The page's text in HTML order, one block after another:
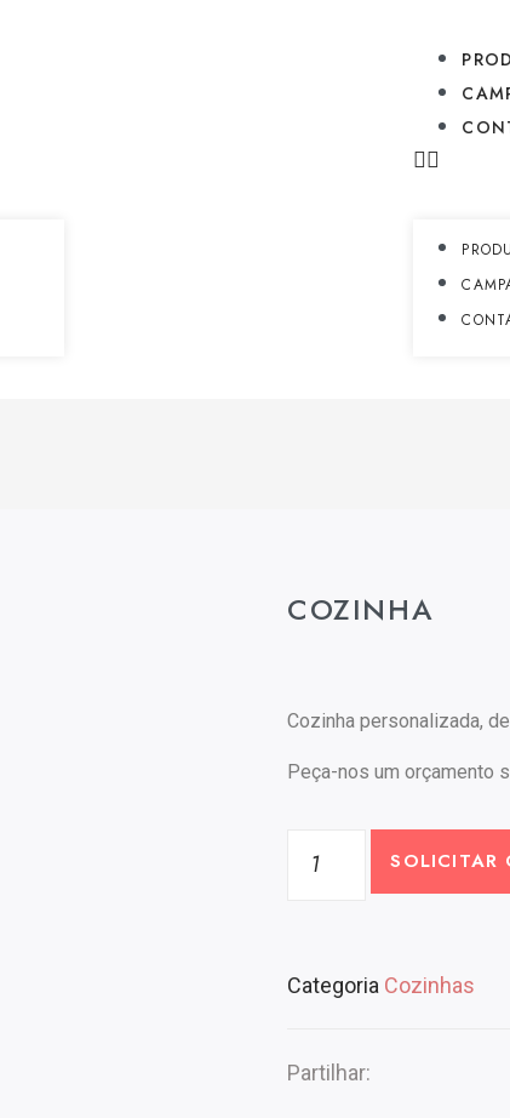
COZINHA
Cozinha personalizada,
Peça-nos um orçamento
SOLICITAR
Categoria Cozinhas
Partilhar: